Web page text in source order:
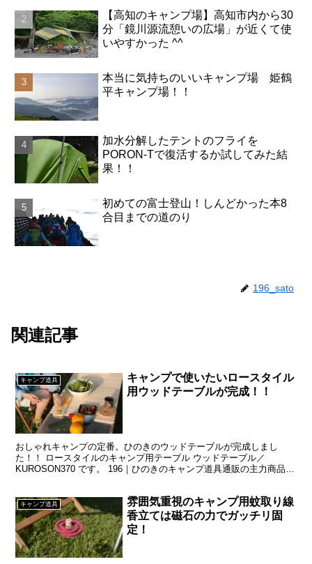
【高知のキャンプ場】高知市内から30
分「鏡川源流憩いの広場」が近くて使
いやすかった ^^
本当に気持ちのいいキャンプ場 姫鶴
平キャンプ場！！
加水分解したテントのフライを
PORON-Tで復活するか試してみた結
果！！
初めての富士登山！しんどかった本8
合目までの道のり
196_sato
関連記事
キャンプ道具
キャンプで使いたいロースタイル
用ウッドテーブルが完成！！
おしゃれキャンプの定番。ひのきのウッドテーブルが完成しまし
た！！ ロースタイルのキャンプ用テーブル ウッドテーブル／
KUROSON370 です。 196｜ひのきのキャンプ道具通販の主力商品に
キャンプ道具
雰囲気重視のキャンプ用蚊取り線
香立ては磁石の力でガッチリ固
定！